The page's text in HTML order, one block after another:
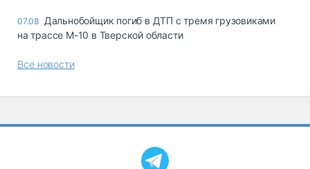
07.08 Дальнобойщик погиб в ДТП с тремя грузовиками
на трассе М-10 в Тверской области
Все новости